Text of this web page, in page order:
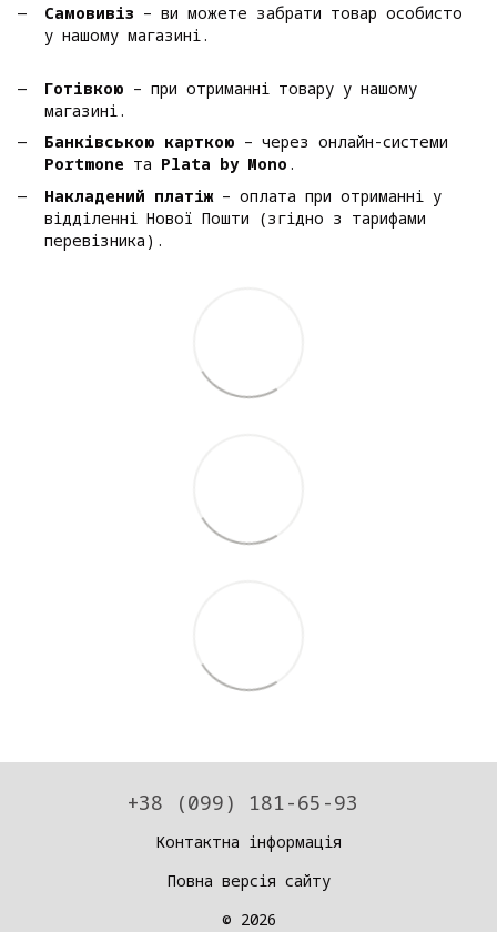
Самовивіз – ви можете забрати товар особисто
у нашому магазині.
Готівкою – при отриманні товару у нашому
магазині.
Банківською карткою – через онлайн-системи
Portmone та Plata by Mono .
Накладений платіж – оплата при отриманні у
відділенні Нової Пошти (згідно з тарифами
перевізника).
+38 (099) 181-65-93
Контактна інформація
Повна версія сайту
© 2026